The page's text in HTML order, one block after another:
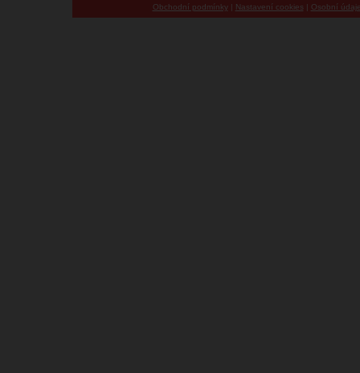
Obchodní podmínky| Nastavení cookies | Osobní